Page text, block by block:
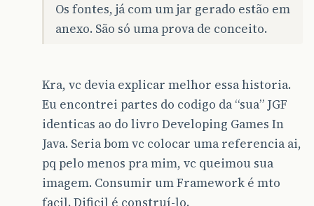
Os fontes, já com um jar gerado estão em
anexo. São só uma prova de conceito.
Kra, vc devia explicar melhor essa historia.
Eu encontrei partes do codigo da “sua” JGF
identicas ao do livro Developing Games In
Java. Seria bom vc colocar uma referencia ai,
pq pelo menos pra mim, vc queimou sua
imagem. Consumir um Framework é mto
facil. Dificil é construí-lo.